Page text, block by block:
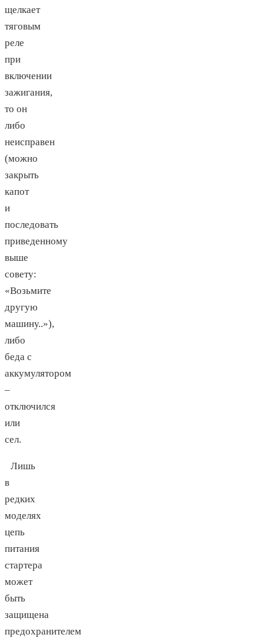
щелкает
тяговым
реле
при
включении
зажигания,
то он
либо
неисправен
(можно
закрыть
капот
и
последовать
приведенному
выше
совету:
«Возьмите
другую
машину..»),
либо
беда с
аккумулятором
–
отключился
или
сел.
Лишь
в
редких
моделях
цепь
питания
стартера
может
быть
защищена
предохранителем